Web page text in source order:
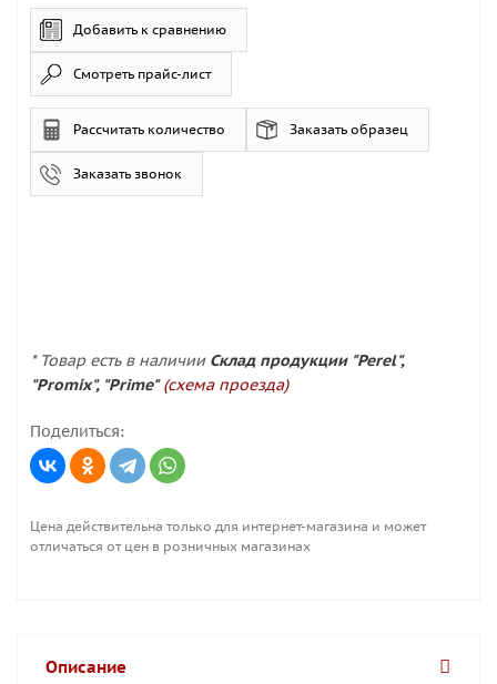
Смотреть прайс-лист
Добавить к сравнению
Рассчитать количество Заказать образец
Заказать звонок
* Товар есть в наличии Склад продукции "Perel",
"Promix", "Prime" (схема проезда)
Поделиться:
Цена действительна только для интернет-магазина и может
отличаться от цен в розничных магазинах
Описание